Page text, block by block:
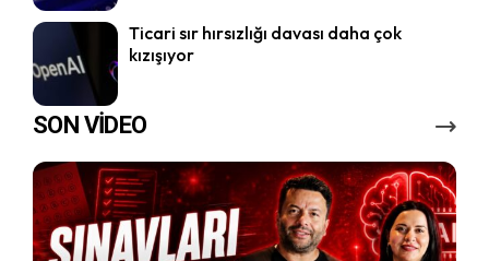
Ticari sır hırsızlığı davası daha çok
kızışıyor
SON VİDEO